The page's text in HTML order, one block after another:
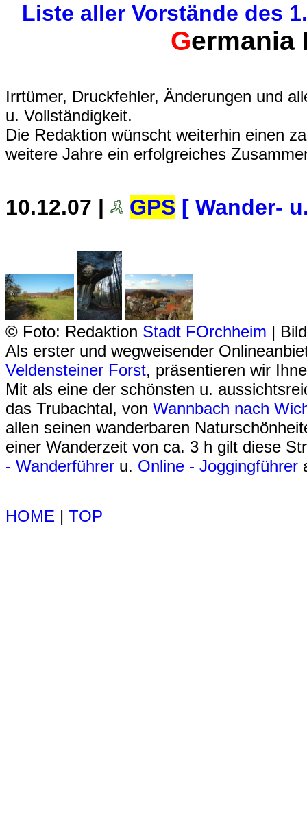
Liste aller Vorstände des
Germania
Irrtümer, Druckfehler, Änderungen und
u. Vollständigkeit.
Die Redaktion wünscht weiterhin einen
weitere Jahre ein erfolgreiches
10.12.07 | GPS [ Wander-
© Foto: Redaktion Stadt FOrchheim |
Als erster und wegweisender
Veldensteiner Forst, präsentieren wir
Mit als eine der schönsten u.
das Trubachtal, von Wannbach nach
allen seinen wanderbaren
einer Wanderzeit von ca. 3 h gilt diese
- Wanderführer u. Online - Joggingführer
HOME | TOP